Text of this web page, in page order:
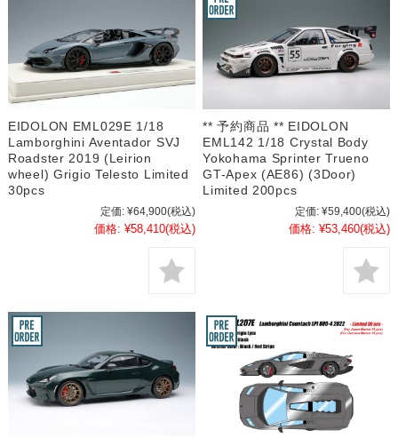
EIDOLON EML029E 1/18
Lamborghini Aventador SVJ
Roadster 2019 (Leirion
wheel) Grigio Telesto Limited
30pcs
定価: ¥64,900(税込)
価格: ¥58,410(税込)
** 予約商品 ** EIDOLON
EML142 1/18 Crystal Body
Yokohama Sprinter Trueno
GT-Apex (AE86) (3Door)
Limited 200pcs
定価: ¥59,400(税込)
価格: ¥53,460(税込)